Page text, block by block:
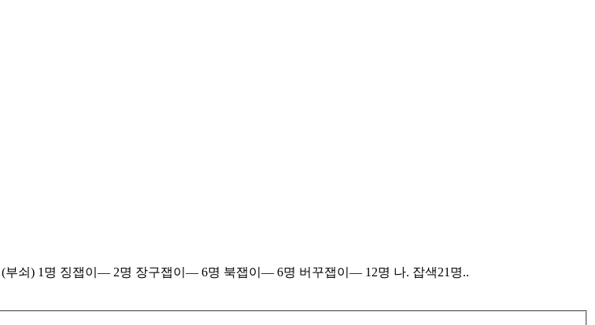
쇠) 1명 징잽이— 2명 장구잽이— 6명 북잽이— 6명 버꾸잽이— 12명 나. 잡색21명..